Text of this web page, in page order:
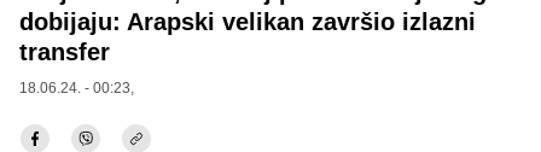
dobijaju: Arapski velikan završio izlazni
transfer
18.06.24. - 00:23,